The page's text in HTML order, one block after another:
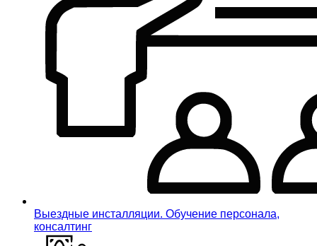
Выездные инсталляции. Обучение персонала,
консалтинг